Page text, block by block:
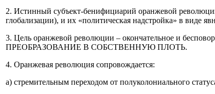
2. Истинный субъект-бенифициарий оранжевой
глобализации), и их «политическая надстройка» в виде
3. Цель оранжевой революции – окончательное и
ПРЕОБРАЗОВАНИЕ В СОБСТВЕННУЮ ПЛОТЬ.
4. Оранжевая революция сопровождается:
а) стремительным переходом от полуколониального